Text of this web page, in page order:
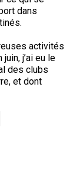
dans
activités
j’ai eu le
des clubs
et dont